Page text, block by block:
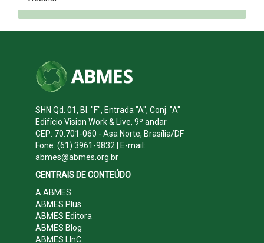
SHN Qd. 01, Bl. "F", Entrada "A", Conj. "A"
Edifício Vision Work & Live, 9º andar
CEP: 70.701-060 - Asa Norte, Brasília/DF
Fone: (61) 3961-9832 | E-mail:
abmes@abmes.org.br
CENTRAIS DE CONTEÚDO
A ABMES
ABMES Plus
ABMES Editora
ABMES Blog
ABMES LInC